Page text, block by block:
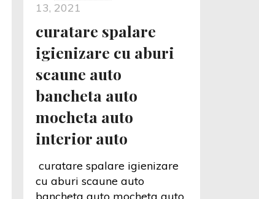
13, 2021
curatare spalare
igienizare cu aburi
scaune auto
bancheta auto
mocheta auto
interior auto
curatare spalare igienizare
cu aburi scaune auto